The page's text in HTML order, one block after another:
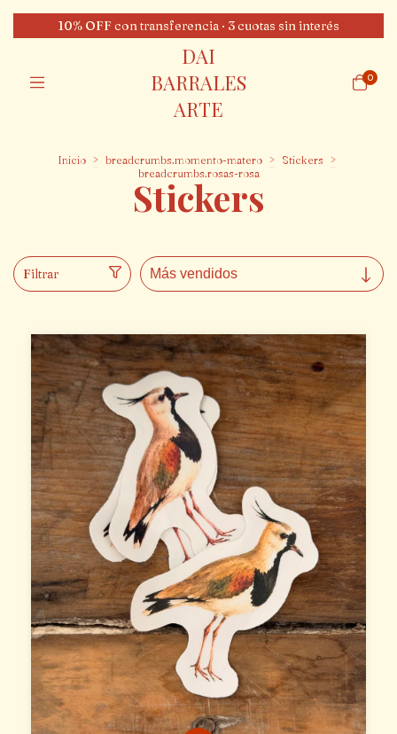
10% OFF con transferencia · 3 cuotas sin interés
DAI
BARRALES
ARTE
0
Inicio > breadcrumbs.momento-matero > Stickers >
breadcrumbs.rosas-rosa
Stickers
Filtrar